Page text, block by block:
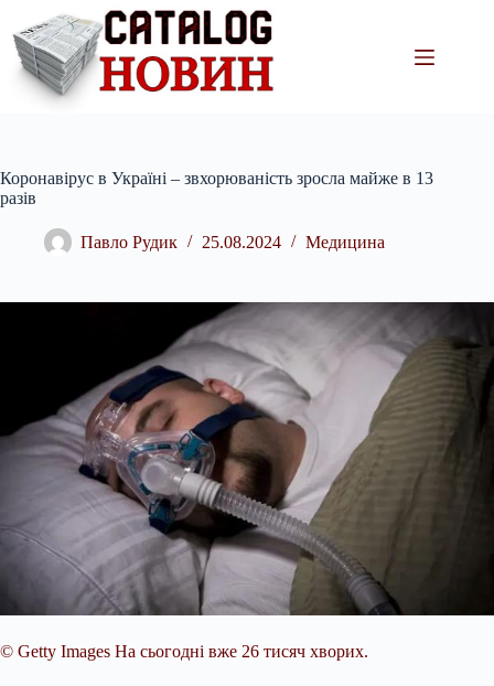
вмісту
Коронавірус в Україні – звхорюваність зросла майже в 13
разів
Павло Рудик 25.08.2024 Медицина
© Getty Images На сьогодні вже 26 тисяч хворих.